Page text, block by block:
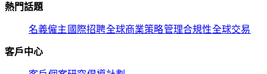
熱門話題​​
名義僱主​​ 國際招聘​​全球商業策略​​管理合規性​​全球交易​​
客戶中心​​